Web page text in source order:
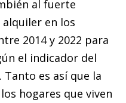
al fuerte
en los
2014 y 2022 para
el indicador del
Tanto es así que la
hogares que viven